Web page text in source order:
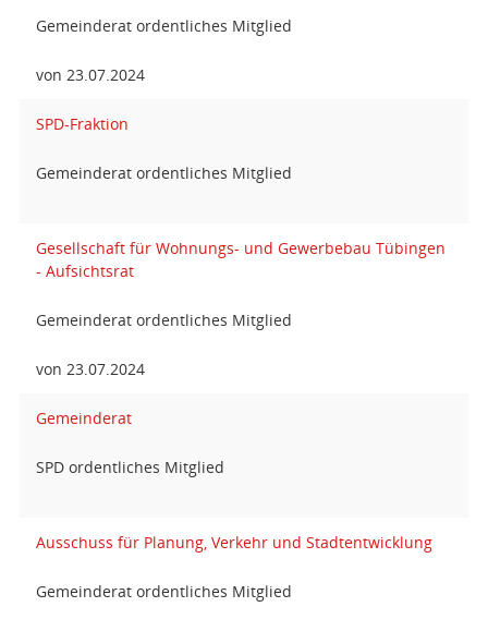
Gemeinderat ordentliches Mitglied
von 23.07.2024
SPD-Fraktion
Gemeinderat ordentliches Mitglied
Gesellschaft für Wohnungs- und Gewerbebau Tübingen
- Aufsichtsrat
Gemeinderat ordentliches Mitglied
von 23.07.2024
Gemeinderat
SPD ordentliches Mitglied
Ausschuss für Planung, Verkehr und Stadtentwicklung
Gemeinderat ordentliches Mitglied